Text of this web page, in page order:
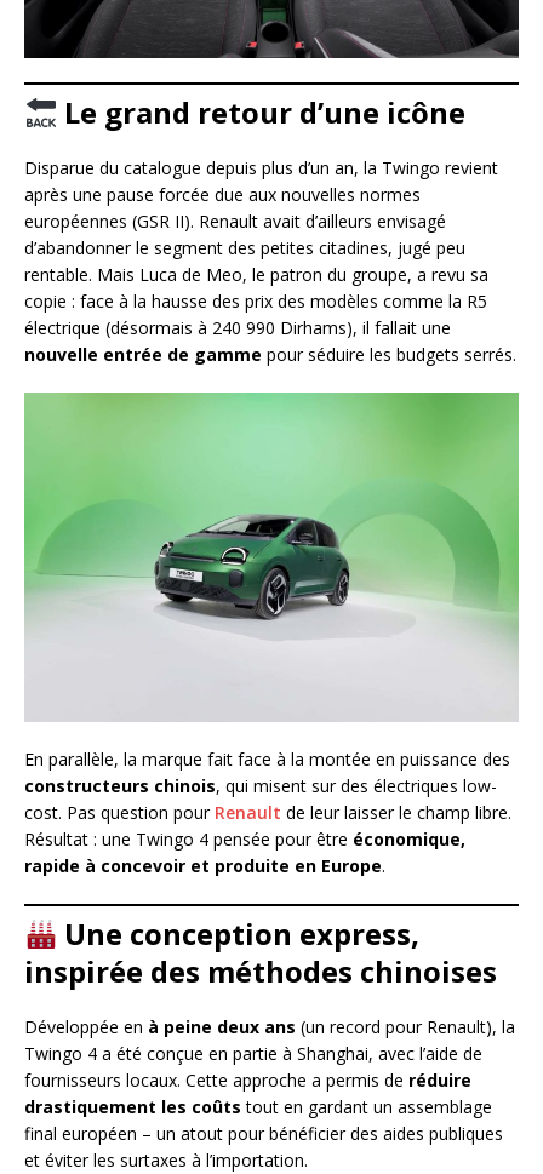
Le grand retour d’une icône
Disparue du catalogue depuis plus d’un an, la Twingo revient
après une pause forcée due aux nouvelles normes
européennes (GSR II). Renault avait d’ailleurs envisagé
d’abandonner le segment des petites citadines, jugé peu
rentable. Mais Luca de Meo, le patron du groupe, a revu sa
copie : face à la hausse des prix des modèles comme la R5
électrique (désormais à 240 990 Dirhams), il fallait une
nouvelle entrée de gamme pour séduire les budgets serrés.
En parallèle, la marque fait face à la montée en puissance des
constructeurs chinois, qui misent sur des électriques low-
cost. Pas question pour Renault de leur laisser le champ libre.
Résultat : une Twingo 4 pensée pour être économique,
rapide à concevoir et produite en Europe.
Une conception express,
inspirée des méthodes chinoises
Développée en à peine deux ans (un record pour Renault), la
Twingo 4 a été conçue en partie à Shanghai, avec l’aide de
fournisseurs locaux. Cette approche a permis de réduire
drastiquement les coûts tout en gardant un assemblage
final européen – un atout pour bénéficier des aides publiques
et éviter les surtaxes à l’importation.